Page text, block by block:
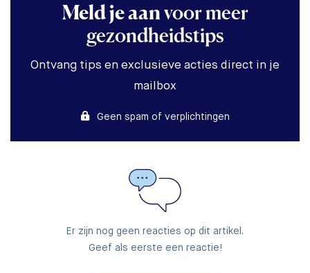
Meld je aanvoor meer
gezondheidstips
Ontvang tips en exclusieve acties direct in je
mailbox
Geen spam of verplichtingen
Er zijn nog geen reacties op dit artikel.
Geef als eerste een reactie!